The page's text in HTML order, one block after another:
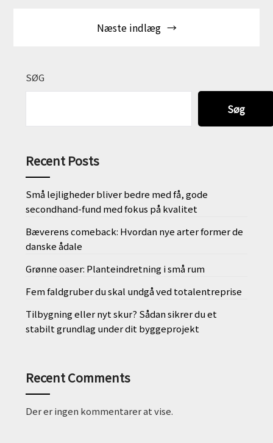
Næste indlæg
SØG
Søg
Recent Posts
Små lejligheder bliver bedre med få, gode
secondhand-fund med fokus på kvalitet
Bæverens comeback: Hvordan nye arter former de
danske ådale
Grønne oaser: Planteindretning i små rum
Fem faldgruber du skal undgå ved totalentreprise
Tilbygning eller nyt skur? Sådan sikrer du et
stabilt grundlag under dit byggeprojekt
Recent Comments
Der er ingen kommentarer at vise.